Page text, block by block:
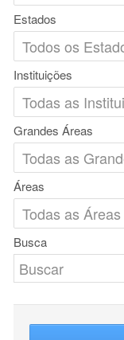
Estados
Instituições
Grandes Áreas
Áreas
Busca